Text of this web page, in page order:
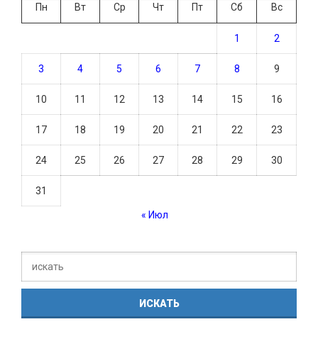
Пн
Вт Ср Чт Пт Сб Вс
1 2
3 4 5 6 7 8 9
10 11 12 13 14 15 16
17 18 19 20 21 22 23
24 25 26 27 28 29 30
31
« Июл